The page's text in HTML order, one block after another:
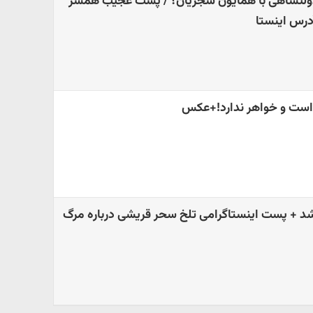
اینستا
و خواهر ندارد!+عکس
+ پست اینستاگرامی تلخ سحر قریشی درباره مرگ